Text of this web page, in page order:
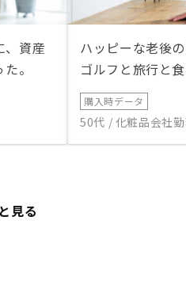
、資産
。
ハッピーな老後
ゴルフと旅行と
購入時データ
50代 / 化粧品会社
見る